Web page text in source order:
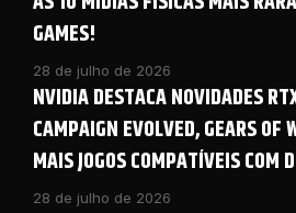
GAMES!
28 de julho de 2026
NVIDIA DESTACA NOVIDADES
CAMPAIGN EVOLVED, GEARS OF
MAIS JOGOS COMPATÍVEIS COM
28 de julho de 2026